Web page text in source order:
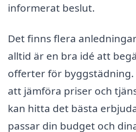
informerat beslut.
Det finns flera
alltid är en bra idé att
offerter för byggstädning.
att jämföra priser och
kan hitta det bästa
passar din budget och